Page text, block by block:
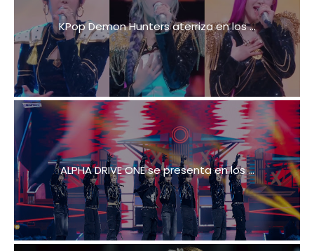
KPop Demon Hunters aterriza en los ...
ALPHA DRIVE ONE se presenta en los ...